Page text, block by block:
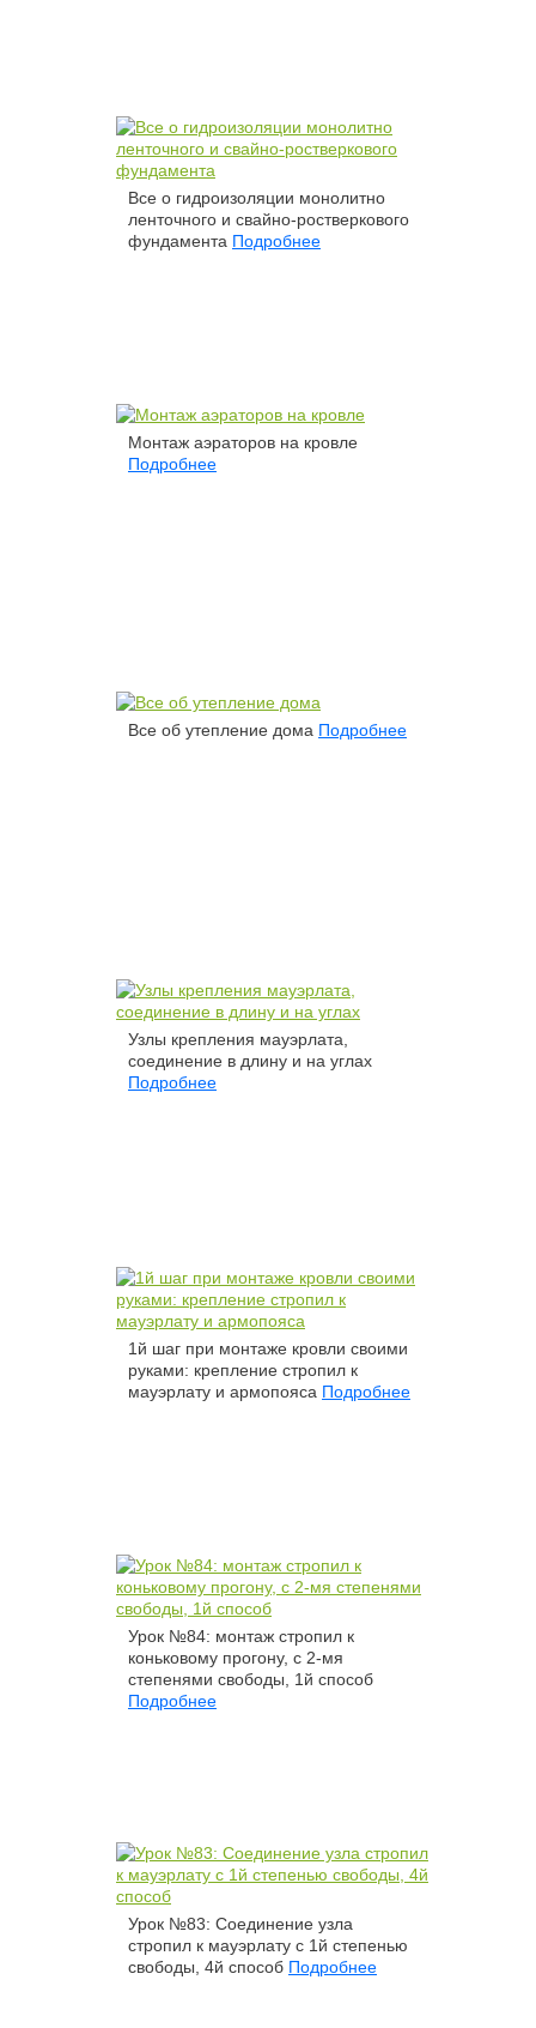
Все о гидроизоляции монолитно
ленточного и свайно-ростверкового
фундамента Подробнее
Монтаж аэраторов на кровле
Подробнее
Все об утепление дома Подробнее
Узлы крепления мауэрлата,
соединение в длину и на углах
Подробнее
1й шаг при монтаже кровли своими
руками: крепление стропил к
мауэрлату и армопояса Подробнее
Урок №84: монтаж стропил к
коньковому прогону, с 2-мя
степенями свободы, 1й способ
Подробнее
Урок №83: Соединение узла
стропил к мауэрлату с 1й степенью
свободы, 4й способ Подробнее